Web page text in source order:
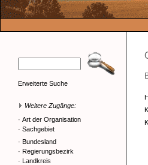
Erweiterte Suche
Weitere Zugänge:
· Art der Organisation
· Sachgebiet
· Bundesland
· Regierungsbezirk
· Landkreis